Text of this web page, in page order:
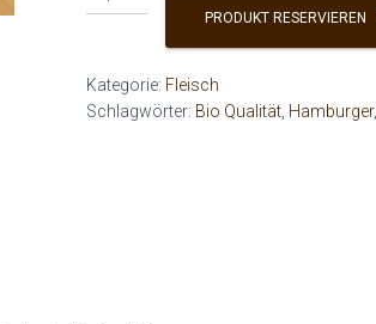
Menge
PRODUKT RESERVIEREN
Kategorie: Fleisch
Schlagwörter: Bio Qualität Hamburger,